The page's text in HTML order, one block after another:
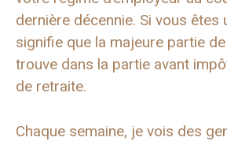
dernière décennie. Si vous êtes
signifie que la majeure partie
trouve dans la partie avant
de retraite.
Chaque semaine, je vois des